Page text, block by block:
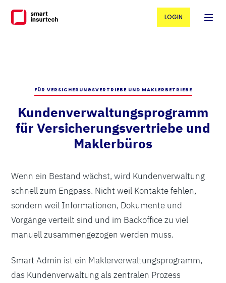
LOGIN
FÜR VERSICHERUNGSVERTRIEBE UND MAKLERBETRIEBE
Kundenverwaltungsprogramm
für Versicherungsvertriebe und
Maklerbüros
Wenn ein Bestand wächst, wird Kundenverwaltung
schnell zum Engpass. Nicht weil Kontakte fehlen,
sondern weil Informationen, Dokumente und
Vorgänge verteilt sind und im Backoffice zu viel
manuell zusammengezogen werden muss.
Smart Admin ist ein Maklerverwaltungsprogramm,
das Kundenverwaltung als zentralen Prozess